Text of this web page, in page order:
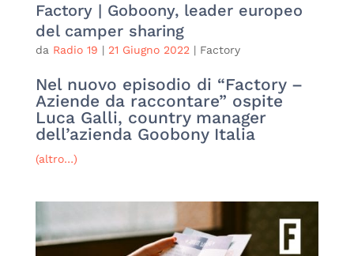
Factory | Goboony, leader europeo
del camper sharing
da Radio 19 | 21 Giugno 2022 | Factory
Nel nuovo episodio di “Factory –
Aziende da raccontare” ospite
Luca Galli, country manager
dell’azienda Goobony Italia
(altro…)